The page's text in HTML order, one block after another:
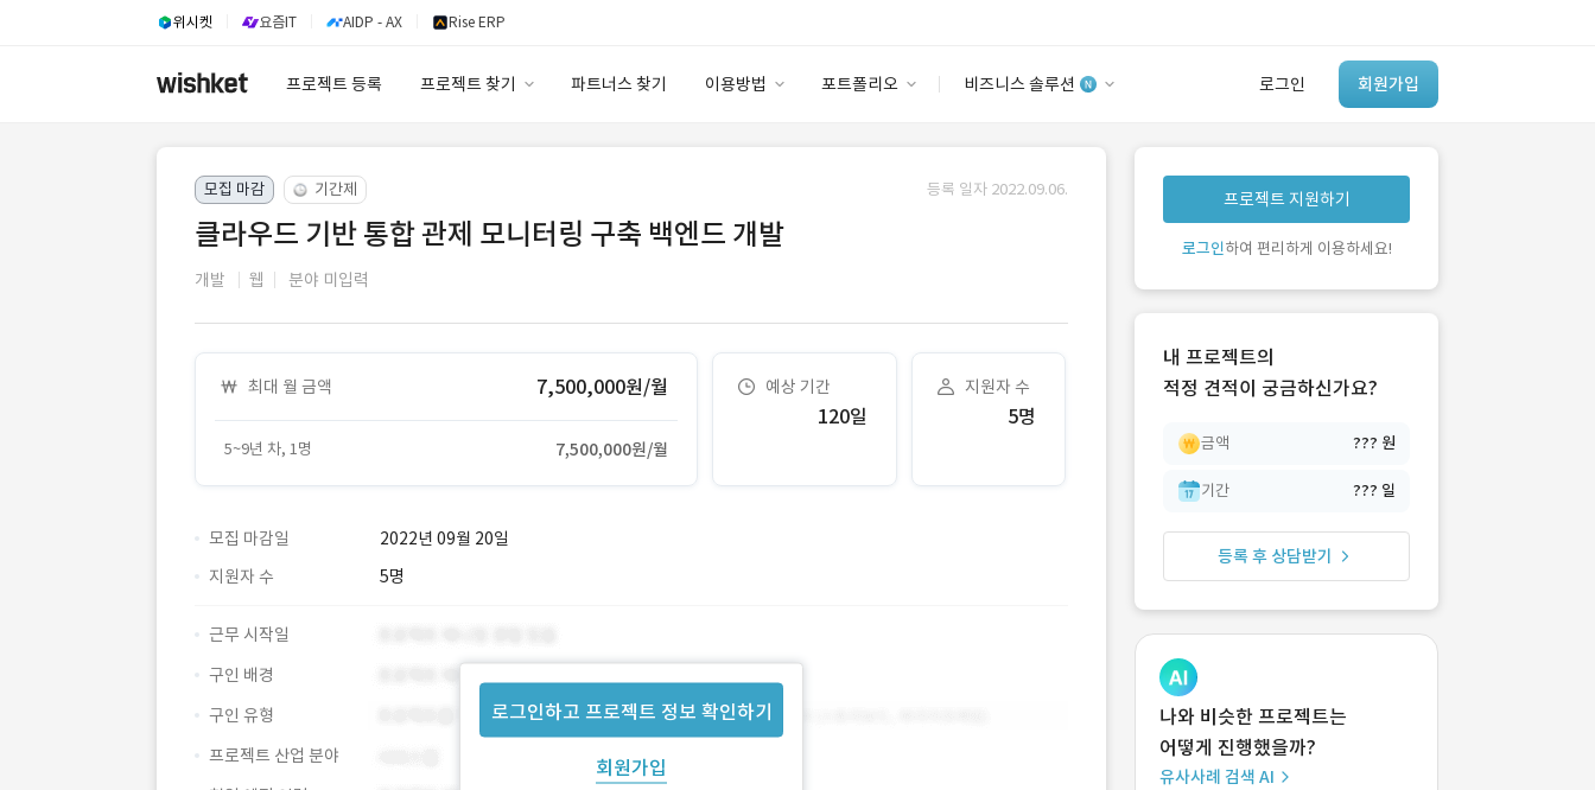
위시켓 요즘IT AIDP - AX Rise ERP
프로젝트 등록 프로젝트 찾기 파트너스 찾기 이용방법 포트폴리오 비즈니스 솔루션 로그인 회원가입
이용요금
고객센터
안심 코드 케어
유사사례 검색 AI
‘이런 거’ 만들어본
개발 회사 있어?
모집 마감 기간제 등록 일자 2022.09.06.
클라우드 기반 통합 관제 모니터링 구축 백엔드 개발
개발 웹 분야 미입력
최대 월 금액 7,500,000원/월
5~9년 차, 1명 7,500,000원/월
예상 기간
120일
지원자 수
5명
모집 마감일
2022년 09월 20일
지원자 수
5명
로그인하고 프로젝트 정보 확인하기
회원가입
근무 시작일
구인 배경
구인 유형
프로젝트 산업 분야
프로젝트 지원하기
로그인하여 편리하게 이용하세요!
내 프로젝트의
적정 견적이 궁금하신가요?
금액 ??? 원
기간 ??? 일
등록 후 상담받기
나와 비슷한 프로젝트는
어떻게 진행했을까?
유사사례 검색 AI